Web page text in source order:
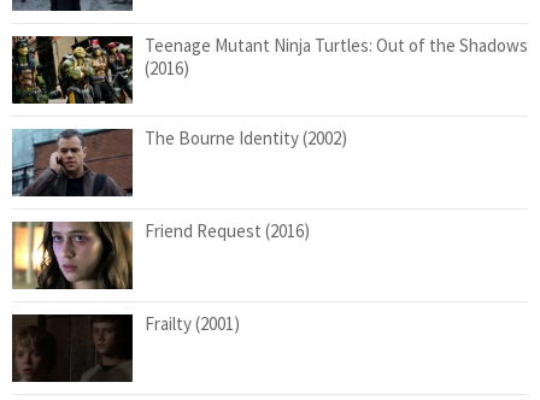
Teenage Mutant Ninja Turtles: Out of the Shadows
(2016)
The Bourne Identity (2002)
Friend Request (2016)
Frailty (2001)